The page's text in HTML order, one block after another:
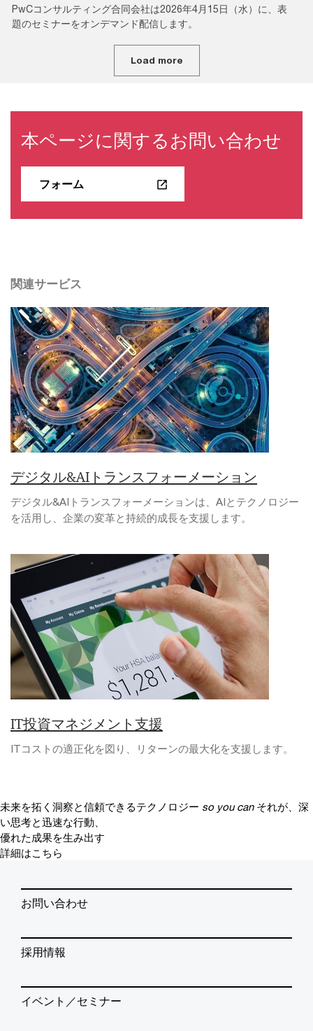
PwCコンサルティング合同会社は2026年4月15日（水）に、表
題のセミナーをオンデマンド配信します。
Load more
本ページに関するお問い合わせ
フォーム
関連サービス
デジタル&AIトランスフォーメーション
デジタル&AIトランスフォーメーションは、AIとテクノロジー
を活用し、企業の変革と持続的成長を支援します。
IT投資マネジメント支援
ITコストの適正化を図り、リターンの最大化を支援します。
未来を拓く洞察と信頼できるテクノロジー so you can それが、深
い思考と迅速な行動、
優れた成果を生み出す
詳細はこちら
お問い合わせ
採用情報
イベント／セミナー